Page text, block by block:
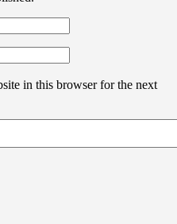
in this browser for the next